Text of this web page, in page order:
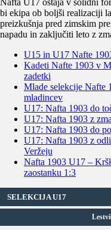
bi ekipa ob boljši realizaciji
preizkušnja pred zimskim
napadu in zaključiti leto z
U15 in U17 Nafte
Kadeti Nafte 1903 v
zadetki
Mlade selekcije Nafte
mladincev
U17: Nafta 1903 do
U17: Nafta 1903 z
U17: Nafta 1903 do
U17: Nafta 1903 z
Veržeju
Nafta 1903 U17 –
zaostanku 1:3
SELEKCIJA U17